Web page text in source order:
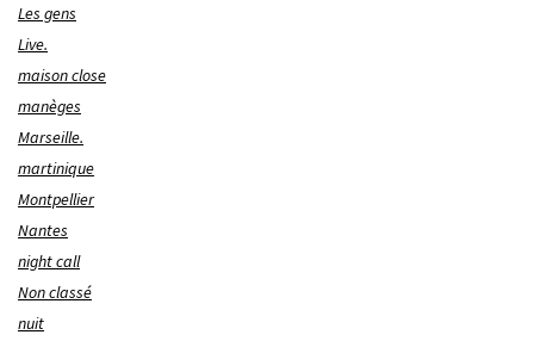
Les gens
Live.
maison close
manèges
Marseille.
martinique
Montpellier
Nantes
night call
Non classé
nuit